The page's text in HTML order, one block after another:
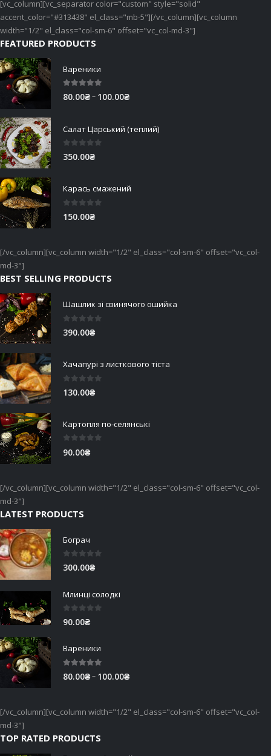
[vc_column][vc_separator color="custom" style="solid"
accent_color="#313438" el_class="mb-5"][/vc_column][vc_column
width="1/2" el_class="col-sm-6" offset="vc_col-md-3"]
FEATURED PRODUCTS
Вареники
5.00out of 5
80.00₴– 100.00₴Price
through
Салат Царський (теплий)
0out of 5
350.00₴
Карась смажений
0 out of 5
150.00₴
[/vc_column][vc_column width="1/2" el_class="col-sm-6" offset="vc_col-
md-3"]
BEST SELLING PRODUCTS
Шашлик зі свинячого ошийка
0 out of 5
390.00₴
Хачапурі з листкового тіста
130.00₴
Картопля по-селянські
90.00₴
[/vc_column][vc_column width="1/2" el_class="col-sm-6" offset="vc_col-
md-3"]
LATEST PRODUCTS
Бограч
0 out of 5
300.00₴
Млинці солодкі
0 out of 5
90.00₴
Вареники
80.00₴– 100.00₴Price
through
[/vc_column][vc_column width="1/2" el_class="col-sm-6" offset="vc_col-
md-3"]
TOP RATED PRODUCTS